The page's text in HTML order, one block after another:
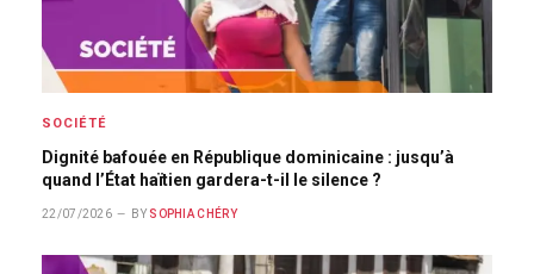
SOCIÉTÉ
Dignité bafouée en République dominicaine : jusqu’à
quand l’État haïtien gardera-t-il le silence ?
22/07/2026 BY SOPHIA CHÉRY